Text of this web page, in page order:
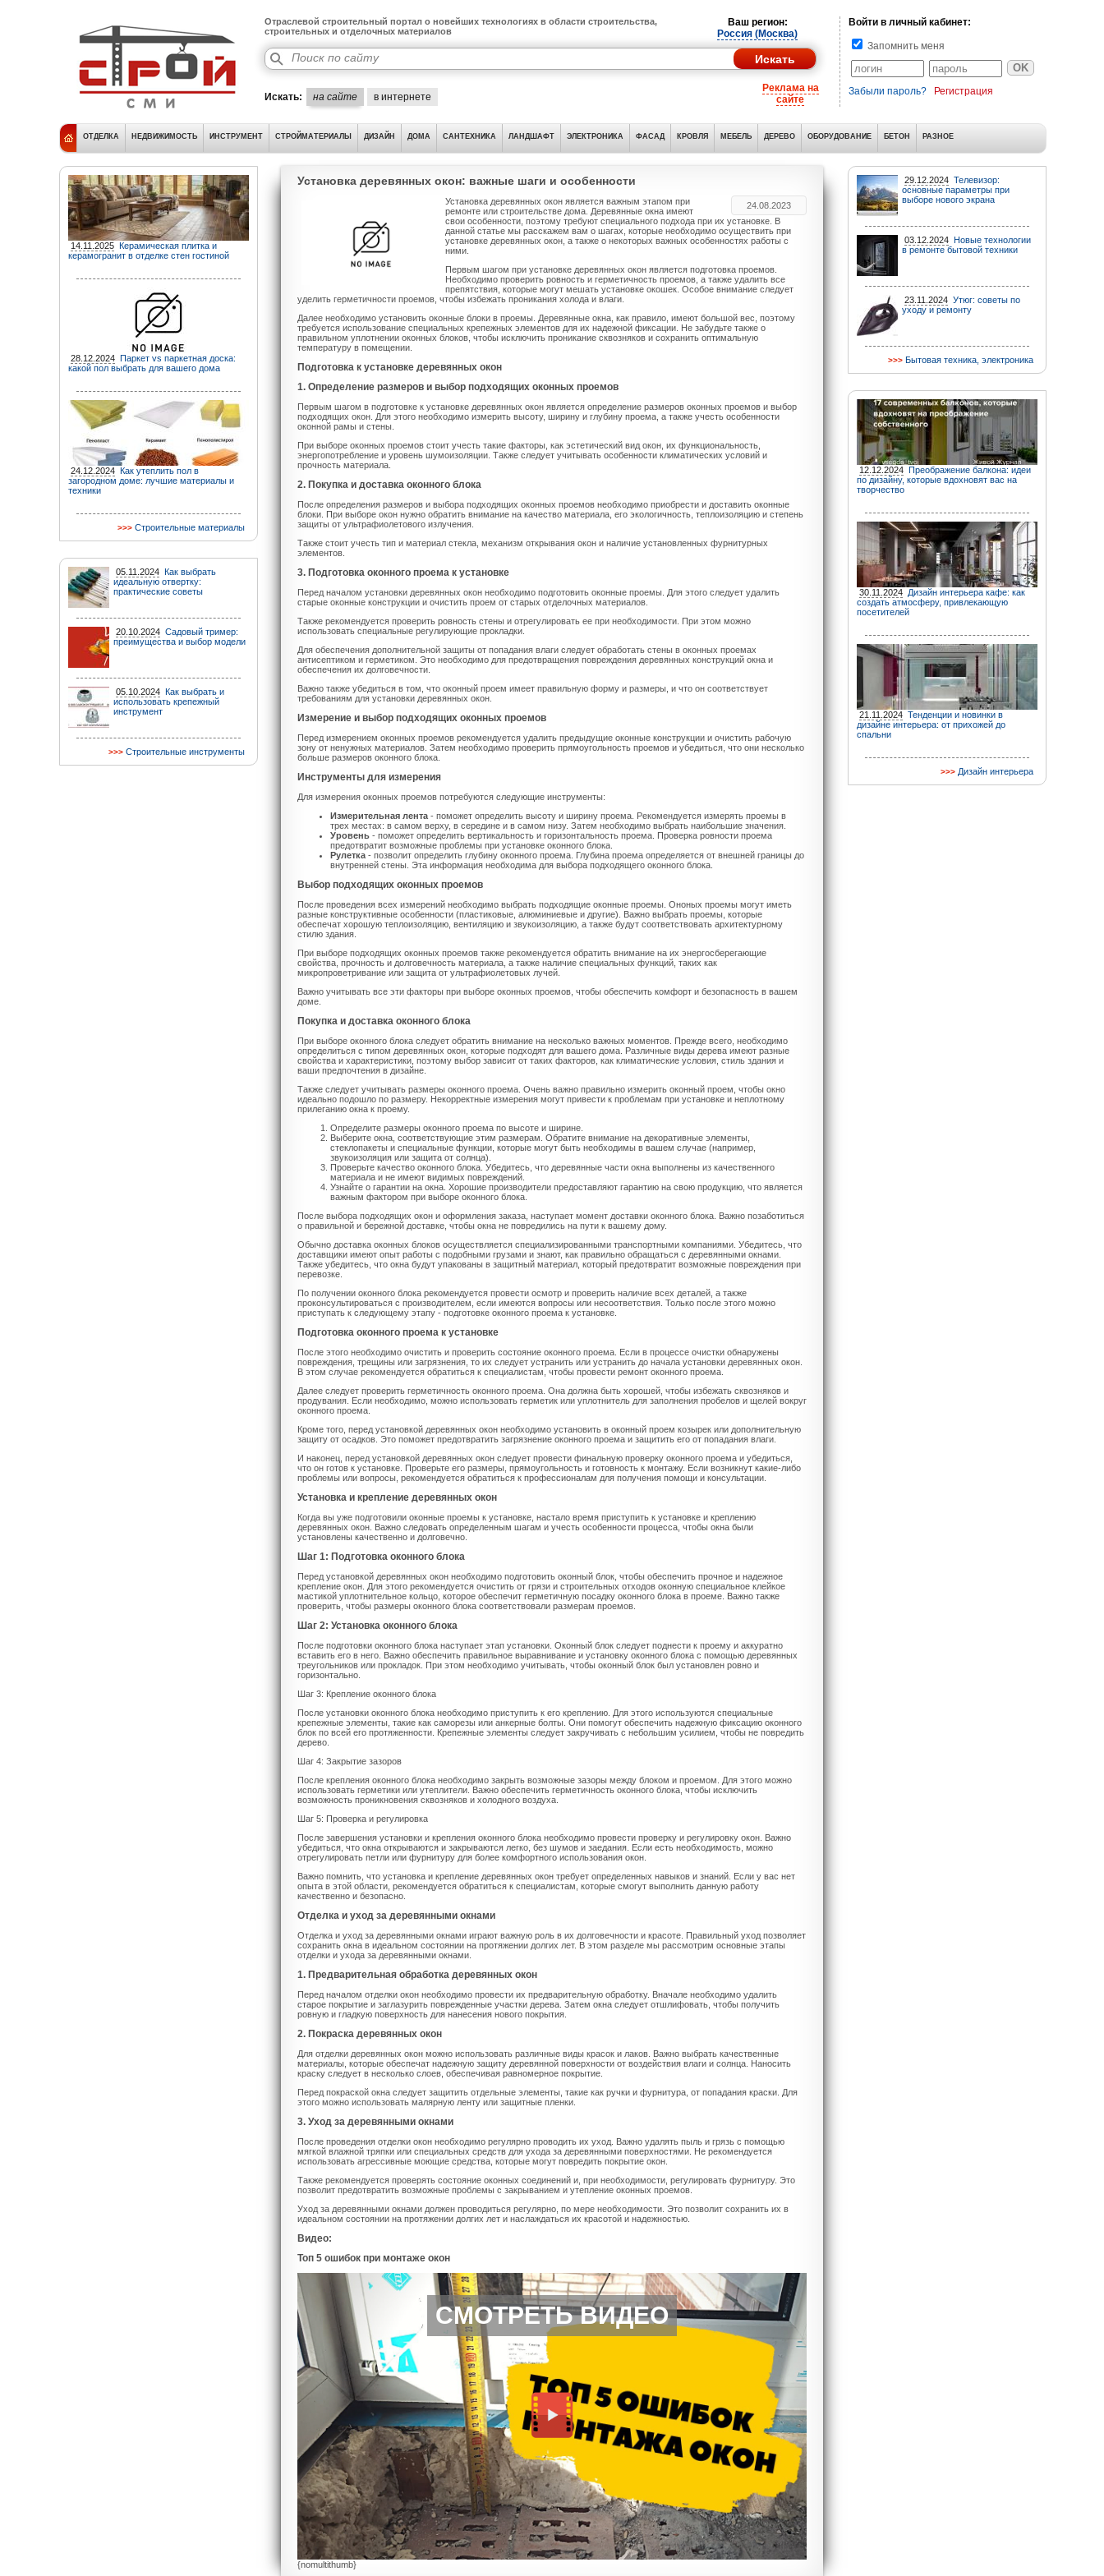
Отраслевой строительный портал о новейших технологиях в области строительства,
строительных и отделочных материалов
Ваш регион:
Россия (Москва)
Искать: на сайте в интернете
Реклама на
сайте
Войти в личный кабинет:
Запомнить меня
Забыли пароль? Регистрация
ОТДЕЛКА НЕДВИЖИМОСТЬ ИНСТРУМЕНТ СТРОЙМАТЕРИАЛЫ ДИЗАЙН ДОМА САНТЕХНИКА ЛАНДШАФТ ЭЛЕКТРОНИКА ФАСАД КРОВЛЯ МЕБЕЛЬ ДЕРЕВО ОБОРУДОВАНИЕ БЕТОН РАЗНОЕ
14.11.2025 Керамическая плитка и
керамогранит в отделке стен гостиной
28.12.2024 Паркет vs паркетная доска:
какой пол выбрать для вашего дома
24.12.2024 Как утеплить пол в
загородном доме: лучшие материалы и
техники
Строительные материалы
05.11.2024 Как выбрать
идеальную отвертку:
практические советы
20.10.2024 Садовый тример:
преимущества и выбор модели
05.10.2024 Как выбрать и
использовать крепежный
инструмент
Строительные инструменты
Установка деревянных окон: важные шаги и особенности
24.08.2023
Установка деревянных окон является важным этапом при
ремонте или строительстве дома. Деревянные окна имеют
свои особенности, поэтому требуют специального подхода при их установке. В
данной статье мы расскажем вам о шагах, которые необходимо осуществить при
установке деревянных окон, а также о некоторых важных особенностях работы с
ними.
Первым шагом при установке деревянных окон является подготовка проемов.
Необходимо проверить ровность и герметичность проемов, а также удалить все
препятствия, которые могут мешать установке окошек. Особое внимание следует
уделить герметичности проемов, чтобы избежать проникания холода и влаги.
Далее необходимо установить оконные блоки в проемы. Деревянные окна, как правило, имеют большой вес, поэтому
требуется использование специальных крепежных элементов для их надежной фиксации. Не забудьте также о
правильном уплотнении оконных блоков, чтобы исключить проникание сквозняков и сохранить оптимальную
температуру в помещении.
Подготовка к установке деревянных окон
1. Определение размеров и выбор подходящих оконных проемов
Первым шагом в подготовке к установке деревянных окон является определение размеров оконных проемов и выбор
подходящих окон. Для этого необходимо измерить высоту, ширину и глубину проема, а также учесть особенности
оконной рамы и стены.
При выборе оконных проемов стоит учесть такие факторы, как эстетический вид окон, их функциональность,
энергопотребление и уровень шумоизоляции. Также следует учитывать особенности климатических условий и
прочность материала.
2. Покупка и доставка оконного блока
После определения размеров и выбора подходящих оконных проемов необходимо приобрести и доставить оконные
блоки. При выборе окон нужно обратить внимание на качество материала, его экологичность, теплоизоляцию и степень
защиты от ультрафиолетового излучения.
Также стоит учесть тип и материал стекла, механизм открывания окон и наличие установленных фурнитурных
элементов.
3. Подготовка оконного проема к установке
Перед началом установки деревянных окон необходимо подготовить оконные проемы. Для этого следует удалить
старые оконные конструкции и очистить проем от старых отделочных материалов.
Также рекомендуется проверить ровность стены и отрегулировать ее при необходимости. При этом можно
использовать специальные регулирующие прокладки.
Для обеспечения дополнительной защиты от попадания влаги следует обработать стены в оконных проемах
антисептиком и герметиком. Это необходимо для предотвращения повреждения деревянных конструкций окна и
обеспечения их долговечности.
Важно также убедиться в том, что оконный проем имеет правильную форму и размеры, и что он соответствует
требованиям для установки деревянных окон.
Измерение и выбор подходящих оконных проемов
Перед измерением оконных проемов рекомендуется удалить предыдущие оконные конструкции и очистить рабочую
зону от ненужных материалов. Затем необходимо проверить прямоугольность проемов и убедиться, что они несколько
больше размеров оконного блока.
Инструменты для измерения
Для измерения оконных проемов потребуются следующие инструменты:
Измерительная лента - поможет определить высоту и ширину проема. Рекомендуется измерять проемы в
трех местах: в самом верху, в середине и в самом низу. Затем необходимо выбрать наибольшие значения.
Уровень - поможет определить вертикальность и горизонтальность проема. Проверка ровности проема
предотвратит возможные проблемы при установке оконного блока.
Рулетка - позволит определить глубину оконного проема. Глубина проема определяется от внешней границы до
внутренней стены. Эта информация необходима для выбора подходящего оконного блока.
Выбор подходящих оконных проемов
После проведения всех измерений необходимо выбрать подходящие оконные проемы. Ононых проемы могут иметь
разные конструктивные особенности (пластиковые, алюминиевые и другие). Важно выбрать проемы, которые
обеспечат хорошую теплоизоляцию, вентиляцию и звукоизоляцию, а также будут соответствовать архитектурному
стилю здания.
При выборе подходящих оконных проемов также рекомендуется обратить внимание на их энергосберегающие
свойства, прочность и долговечность материала, а также наличие специальных функций, таких как
микропроветривание или защита от ультрафиолетовых лучей.
Важно учитывать все эти факторы при выборе оконных проемов, чтобы обеспечить комфорт и безопасность в вашем
доме.
Покупка и доставка оконного блока
При выборе оконного блока следует обратить внимание на несколько важных моментов. Прежде всего, необходимо
определиться с типом деревянных окон, которые подходят для вашего дома. Различные виды дерева имеют разные
свойства и характеристики, поэтому выбор зависит от таких факторов, как климатические условия, стиль здания и
ваши предпочтения в дизайне.
Также следует учитывать размеры оконного проема. Очень важно правильно измерить оконный проем, чтобы окно
идеально подошло по размеру. Некорректные измерения могут привести к проблемам при установке и неплотному
прилеганию окна к проему.
Определите размеры оконного проема по высоте и ширине.
Выберите окна, соответствующие этим размерам. Обратите внимание на декоративные элементы,
стеклопакеты и специальные функции, которые могут быть необходимы в вашем случае (например,
звукоизоляция или защита от солнца).
Проверьте качество оконного блока. Убедитесь, что деревянные части окна выполнены из качественного
материала и не имеют видимых повреждений.
Узнайте о гарантии на окна. Хорошие производители предоставляют гарантию на свою продукцию, что является
важным фактором при выборе оконного блока.
После выбора подходящих окон и оформления заказа, наступает момент доставки оконного блока. Важно позаботиться
о правильной и бережной доставке, чтобы окна не повредились на пути к вашему дому.
Обычно доставка оконных блоков осуществляется специализированными транспортными компаниями. Убедитесь, что
доставщики имеют опыт работы с подобными грузами и знают, как правильно обращаться с деревянными окнами.
Также убедитесь, что окна будут упакованы в защитный материал, который предотвратит возможные повреждения при
перевозке.
По получении оконного блока рекомендуется провести осмотр и проверить наличие всех деталей, а также
проконсультироваться с производителем, если имеются вопросы или несоответствия. Только после этого можно
приступать к следующему этапу - подготовке оконного проема к установке.
Подготовка оконного проема к установке
После этого необходимо очистить и проверить состояние оконного проема. Если в процессе очистки обнаружены
повреждения, трещины или загрязнения, то их следует устранить или устранить до начала установки деревянных окон.
В этом случае рекомендуется обратиться к специалистам, чтобы провести ремонт оконного проема.
Далее следует проверить герметичность оконного проема. Она должна быть хорошей, чтобы избежать сквозняков и
продувания. Если необходимо, можно использовать герметик или уплотнитель для заполнения пробелов и щелей вокруг
оконного проема.
Кроме того, перед установкой деревянных окон необходимо установить в оконный проем козырек или дополнительную
защиту от осадков. Это поможет предотвратить загрязнение оконного проема и защитить его от попадания влаги.
И наконец, перед установкой деревянных окон следует провести финальную проверку оконного проема и убедиться,
что он готов к установке. Проверьте его размеры, прямоугольность и готовность к монтажу. Если возникнут какие-либо
проблемы или вопросы, рекомендуется обратиться к профессионалам для получения помощи и консультации.
Установка и крепление деревянных окон
Когда вы уже подготовили оконные проемы к установке, настало время приступить к установке и креплению
деревянных окон. Важно следовать определенным шагам и учесть особенности процесса, чтобы окна были
установлены качественно и долговечно.
Шаг 1: Подготовка оконного блока
Перед установкой деревянных окон необходимо подготовить оконный блок, чтобы обеспечить прочное и надежное
крепление окон. Для этого рекомендуется очистить от грязи и строительных отходов оконную специальное клейкое
мастикой уплотнительное кольцо, которое обеспечит герметичную посадку оконного блока в проеме. Важно также
проверить, чтобы размеры оконного блока соответствовали размерам проемов.
Шаг 2: Установка оконного блока
После подготовки оконного блока наступает этап установки. Оконный блок следует поднести к проему и аккуратно
вставить его в него. Важно обеспечить правильное выравнивание и установку оконного блока с помощью деревянных
треугольников или прокладок. При этом необходимо учитывать, чтобы оконный блок был установлен ровно и
горизонтально.
Шаг 3: Крепление оконного блока
После установки оконного блока необходимо приступить к его креплению. Для этого используются специальные
крепежные элементы, такие как саморезы или анкерные болты. Они помогут обеспечить надежную фиксацию оконного
блок по всей его протяженности. Крепежные элементы следует закручивать с небольшим усилием, чтобы не повредить
дерево.
Шаг 4: Закрытие зазоров
После крепления оконного блока необходимо закрыть возможные зазоры между блоком и проемом. Для этого можно
использовать герметики или утеплители. Важно обеспечить герметичность оконного блока, чтобы исключить
возможность проникновения сквозняков и холодного воздуха.
Шаг 5: Проверка и регулировка
После завершения установки и крепления оконного блока необходимо провести проверку и регулировку окон. Важно
убедиться, что окна открываются и закрываются легко, без шумов и заедания. Если есть необходимость, можно
отрегулировать петли или фурнитуру для более комфортного использования окон.
Важно помнить, что установка и крепление деревянных окон требует определенных навыков и знаний. Если у вас нет
опыта в этой области, рекомендуется обратиться к специалистам, которые смогут выполнить данную работу
качественно и безопасно.
Отделка и уход за деревянными окнами
Отделка и уход за деревянными окнами играют важную роль в их долговечности и красоте. Правильный уход позволяет
сохранить окна в идеальном состоянии на протяжении долгих лет. В этом разделе мы рассмотрим основные этапы
отделки и ухода за деревянными окнами.
1. Предварительная обработка деревянных окон
Перед началом отделки окон необходимо провести их предварительную обработку. Вначале необходимо удалить
старое покрытие и заглазурить поврежденные участки дерева. Затем окна следует отшлифовать, чтобы получить
ровную и гладкую поверхность для нанесения нового покрытия.
2. Покраска деревянных окон
Для отделки деревянных окон можно использовать различные виды красок и лаков. Важно выбрать качественные
материалы, которые обеспечат надежную защиту деревянной поверхности от воздействия влаги и солнца. Наносить
краску следует в несколько слоев, обеспечивая равномерное покрытие.
Перед покраской окна следует защитить отдельные элементы, такие как ручки и фурнитура, от попадания краски. Для
этого можно использовать малярную ленту или защитные пленки.
3. Уход за деревянными окнами
После проведения отделки окон необходимо регулярно проводить их уход. Важно удалять пыль и грязь с помощью
мягкой влажной тряпки или специальных средств для ухода за деревянными поверхностями. Не рекомендуется
использовать агрессивные моющие средства, которые могут повредить покрытие окон.
Также рекомендуется проверять состояние оконных соединений и, при необходимости, регулировать фурнитуру. Это
позволит предотвратить возможные проблемы с закрыванием и утепление оконных проемов.
Уход за деревянными окнами должен проводиться регулярно, по мере необходимости. Это позволит сохранить их в
идеальном состоянии на протяжении долгих лет и наслаждаться их красотой и надежностью.
Видео:
Топ 5 ошибок при монтаже окон
СМОТРЕТЬ ВИДЕО
{nomultithumb}
29.12.2024 Телевизор:
основные параметры при
выборе нового экрана
03.12.2024 Новые технологии
в ремонте бытовой техники
23.11.2024 Утюг: советы по
уходу и ремонту
Бытовая техника, электроника
12.12.2024 Преображение балкона: идеи
по дизайну, которые вдохновят вас на
творчество
30.11.2024 Дизайн интерьера кафе: как
создать атмосферу, привлекающую
посетителей
21.11.2024 Тенденции и новинки в
дизайне интерьера: от прихожей до
спальни
Дизайн интерьера